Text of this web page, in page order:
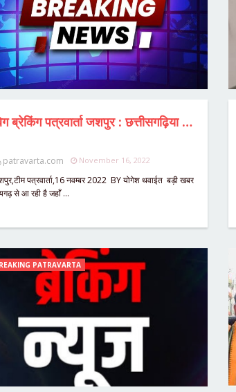
बिग ब्रेकिंग पत्रवार्ता जशपुर : छत्तीसगढ़िया ओलंपिक में घायल खिलाड़ी "समारु केरकेट्टा की मौत",कबड्डी खेलने के दौरान हुआ था घायल,जशपुर जिला प्रशासन द्वारा रायगढ़ के जिन्दल अस्पताल में कराया जा रहा था ईलाज,कलेक्टर डॉ रवि मित्तल ने जताया दुःख,श्रद्धांजलि अर्पित करते हुए दिलाया हर संभव मदद का भरोसा।
patravarta.com November 16, 2022
पत्रवार्ता,16 नवम्बर 2022 BY योगेश थवाईत बड़ी खबर
से आ रही है जहाँ …
PATRAVARTA